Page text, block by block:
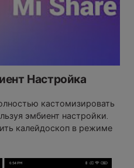
Настройка
кастомизировать
эмбиент настройки.
калейдоскоп в режиме